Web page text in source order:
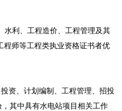
水利、工程造价、工程管理及其
程师等工程类执业资格证书者优
资、计划编制、工程管理、招投
其中具有水电站项目相关工作